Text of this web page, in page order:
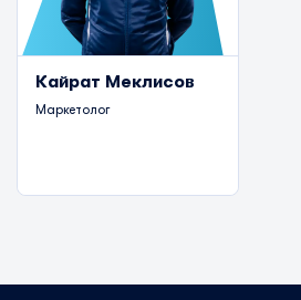
Кайрат Меклисов
Маркетолог